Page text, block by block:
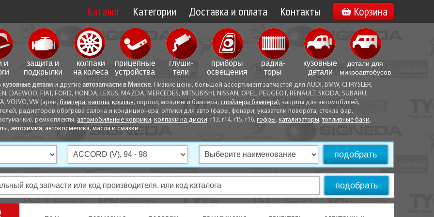
Каталог Категории Доставка и оплата
Доставка по Минску
Доставка по Беларуси
Самовывоз
Способы оплаты
Контакты
Вакансии
Корзина
и
защита и
подкрылки
колпаки
на колеса
прицепные
устройства
глуши­
тели
приборы
освещения
радиа­
торы
кузовные
детали
детали для
микро­автобусов
кузовные детали и другие автозапчасти в Минске. Низкие цены, большой ассортимент запчастей для AUDI, BMW, CHRYSLER,
DAEWOO, FIAT, FORD, HONDA, LEXUS, MAZDA, MERCEDES, MITSUBISHI, NISSAN, OPEL, PEUGEOT, RENAULT, SKODA, SUBARU,
VOLVO, VW (арки, бампера, капоты, крылья, пороги, молдинги бампера, спойлеры бампера), защиты для автомобилей,
радиаторов обогрева салона и кондиционера, оптики для авто (фары, фонари, указатели поворота, стекла фар,
ремкоплекты, автомобильные коврики, колпаки на диски: r13, r14, r15, r16, гофры, катализаторы,топливные баки,
, автохимия, автокосметика, масла и смазки .